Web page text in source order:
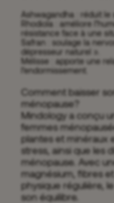
Ashwagandha : réduit le
Rhodiola : améliore
résistance face à une
Safran : soulage la
dépresseur naturel ».
Mélisse : apporte une
l’endormissement.
Comment baisser
ménopause?
Mindology a conçu
femmes
plantes et minéraux
stress, ainsi que les
ménopause. Avec
magnésium, fibres
physique régulière,
son équilibre.